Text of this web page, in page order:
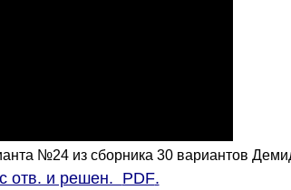
№24 из сборника 30 вариантов
отв. и решен. PDF.